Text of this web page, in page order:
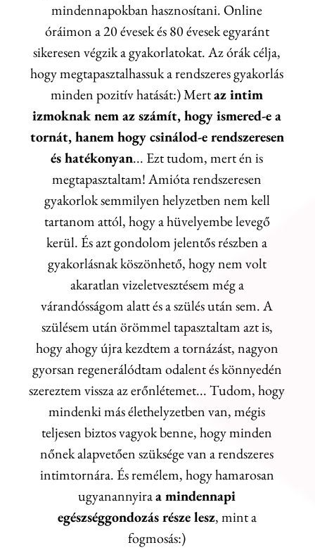
mindennapokban hasznosítani. Online
óráimon a 20 évesek és 80 évesek egyaránt
sikeresen végzik a gyakorlatokat. Az órák célja,
hogy megtapasztalhassuk a rendszeres gyakorlás
minden pozitív hatását:) Mertaz intim
izmoknak nem az számít, hogy ismered-e a
tornát, hanem hogy csinálod-e rendszeresen
és hatékonyan... Ezt tudom, mert én is
megtapasztaltam! Amióta rendszeresen
gyakorlok semmilyen helyzetben nem kell
tartanom attól, hogy a hüvelyembe levegő
kerül. És azt gondolom jelentős részben a
gyakorlásnak köszönhető, hogy nem volt
akaratlan vizeletvesztésem még a
várandósságom alatt és a szülés után sem. A
szülésem után örömmel tapasztaltam azt is,
hogy ahogy újra kezdtem a tornázást, nagyon
gyorsan regenerálódtam odalent és könnyedén
szereztem vissza az erőnlétemet... Tudom, hogy
mindenki más élethelyzetben van, mégis
teljesen biztos vagyok benne, hogy minden
nőnek alapvetően szüksége van a rendszeres
intimtornára. És remélem, hogy hamarosan
ugyanannyiraa mindennapi
egészséggondozás része lesz, mint a
fogmosás:)